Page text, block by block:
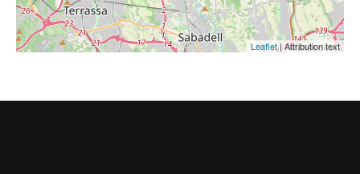
Leaflet| Attribution text